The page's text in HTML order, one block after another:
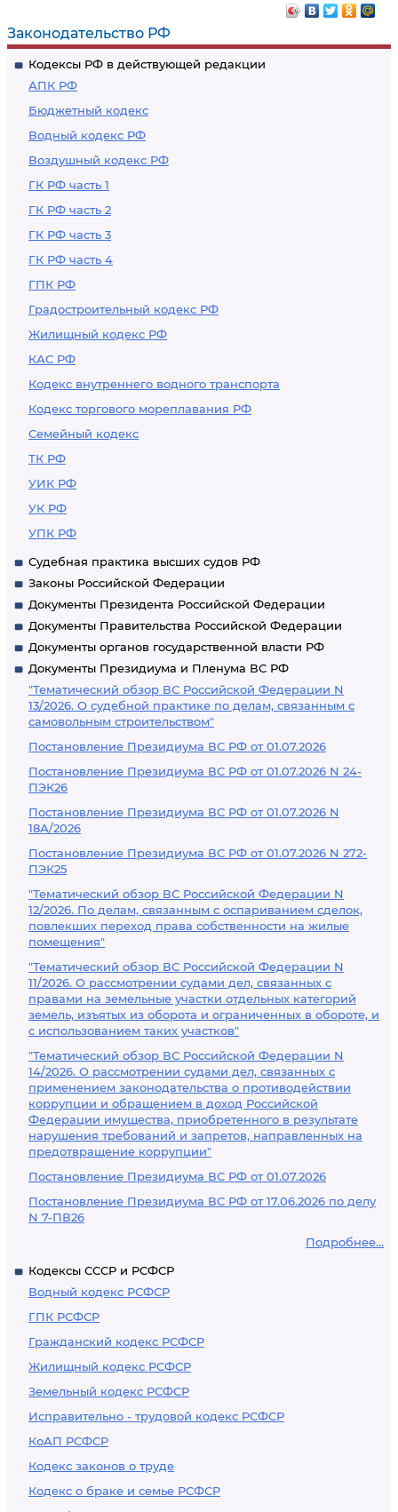
Законодательство РФ
Кодексы РФ в действующей редакции
АПК РФ
Бюджетный кодекс
Водный кодекс РФ
Воздушный кодекс РФ
ГК РФ часть 1
ГК РФ часть 2
ГК РФ часть 3
ГК РФ часть 4
ГПК РФ
Градостроительный кодекс РФ
Жилищный кодекс РФ
КАС РФ
Кодекс внутреннего водного транспорта
Кодекс торгового мореплавания РФ
Семейный кодекс
ТК РФ
УИК РФ
УК РФ
УПК РФ
Судебная практика высших судов РФ
Законы Российской Федерации
Документы Президента Российской Федерации
Документы Правительства Российской Федерации
Документы органов государственной власти РФ
Документы Президиума и Пленума ВС РФ
"Тематический обзор ВС Российской Федерации N
13/2026. О судебной практике по делам, связанным с
самовольным строительством"
Постановление Президиума ВС РФ от 01.07.2026
Постановление Президиума ВС РФ от 01.07.2026 N 24-
ПЭК26
Постановление Президиума ВС РФ от 01.07.2026 N
18А/2026
Постановление Президиума ВС РФ от 01.07.2026 N 272-
ПЭК25
"Тематический обзор ВС Российской Федерации N
12/2026. По делам, связанным с оспариванием сделок,
повлекших переход права собственности на жилые
помещения"
"Тематический обзор ВС Российской Федерации N
11/2026. О рассмотрении судами дел, связанных с
правами на земельные участки отдельных категорий
земель, изъятых из оборота и ограниченных в обороте, и
с использованием таких участков"
"Тематический обзор ВС Российской Федерации N
14/2026. О рассмотрении судами дел, связанных с
применением законодательства о противодействии
коррупции и обращением в доход Российской
Федерации имущества, приобретенного в результате
нарушения требований и запретов, направленных на
предотвращение коррупции"
Постановление Президиума ВС РФ от 01.07.2026
Постановление Президиума ВС РФ от 17.06.2026 по делу
N 7-ПВ26
Подробнее...
Кодексы СССР и РСФСР
Водный кодекс РСФСР
ГПК РСФСР
Гражданский кодекс РСФСР
Жилищный кодекс РСФСР
Земельный кодекс РСФСР
Исправительно - трудовой кодекс РСФСР
КоАП РСФСР
Кодекс законов о труде
Кодекс о браке и семье РСФСР
декоративных
растений,
лекарственных